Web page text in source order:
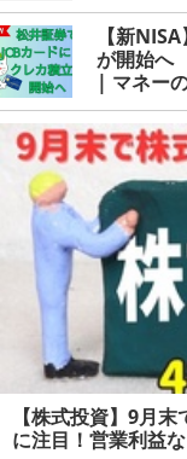
【新
が開始へ
| マネー
【株式投資】9月
に注目！営業利益